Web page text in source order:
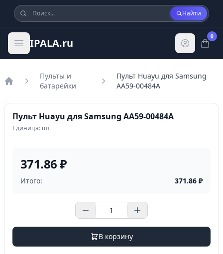
Найти
IPALA.ru
0
Пульты и
батарейки
Пульт Huayu для Samsung
AA59-00484A
Пульт Huayu для Samsung AA59-00484A
Единица: шт
371.86 ₽
Итого: 371.86 ₽
В корзину